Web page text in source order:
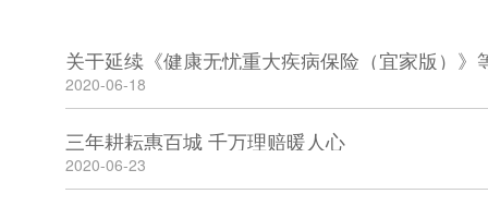
2020-06-18
三年耕耘惠百城 千万理赔暖人心
2020-06-23